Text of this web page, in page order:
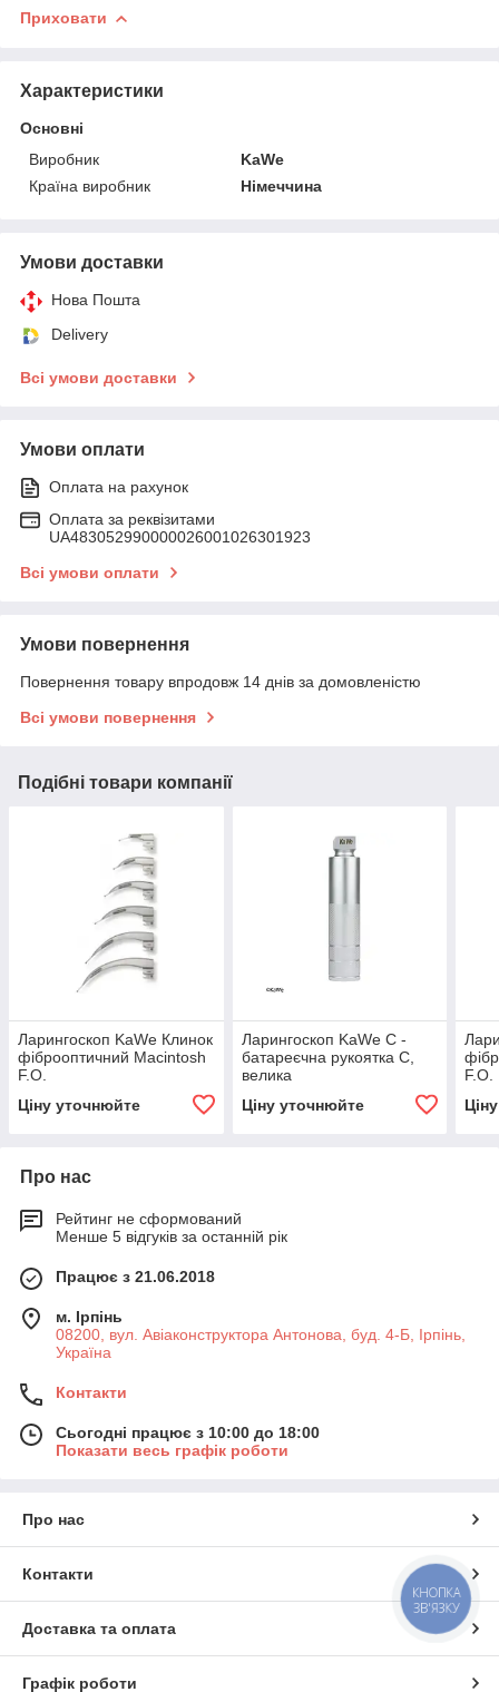
Приховати
Характеристики
Основні
Виробник
KaWe
Країна виробник
Німеччина
Умови доставки
Нова Пошта
Delivery
Всі умови доставки
Умови оплати
Оплата на рахунок
Оплата за реквізитами
UA483052990000026001026301923
Всі умови оплати
Умови повернення
Повернення товару впродовж 14 днів за домовленістю
Всі умови повернення
Подібні товари компанії
Ларингоскоп KaWe Клинок
фіброоптичний Macintosh
F.O.
Ціну уточнюйте
Ларингоскоп KaWe C -
батареєчна рукоятка C,
велика
Ціну уточнюйте
F.O.
Про нас
Рейтинг не сформований
Менше 5 відгуків за останній рік
Працює з 21.06.2018
м. Ірпінь
08200, вул. Авіаконструктора Антонова, буд. 4-Б, Ірпінь,
Україна
Контакти
Сьогодні працює з 10:00 до 18:00
Показати весь графік роботи
Про нас
Контакти
Доставка та оплата
Графік роботи
КНОПКА
ЗВ'ЯЗКУ